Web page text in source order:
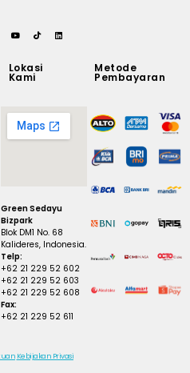
Lokasi
Kami
Green Sedayu
Bizpark
Blok DM1 No. 68
Kalideres, Indonesia.
Telp:
+62 21 229 52 602
+62 21 229 52 603
+62 21 229 52 608
Fax:
+62 21 229 52 611
Metode
Pembayaran
Kebijakan Privasi